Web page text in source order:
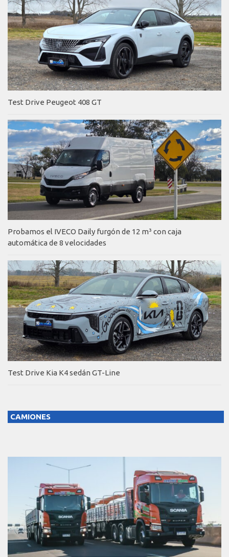
Test Drive Peugeot 408 GT
Probamos el IVECO Daily furgón de 12 m³ con caja
automática de 8 velocidades
Test Drive Kia K4 sedán GT-Line
CAMIONES